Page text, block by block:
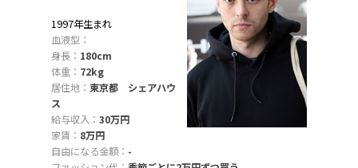
1997年生まれ
血液型：
身長： 180cm
体重： 72kg
居住地： 東京都 シェアハウ
ス
給与収入： 30万円
家賃： 8万円
自由になる金額： -